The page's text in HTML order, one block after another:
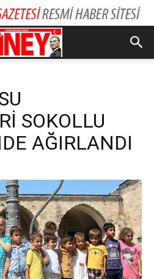
SOKOLLU
AĞIRLANDI